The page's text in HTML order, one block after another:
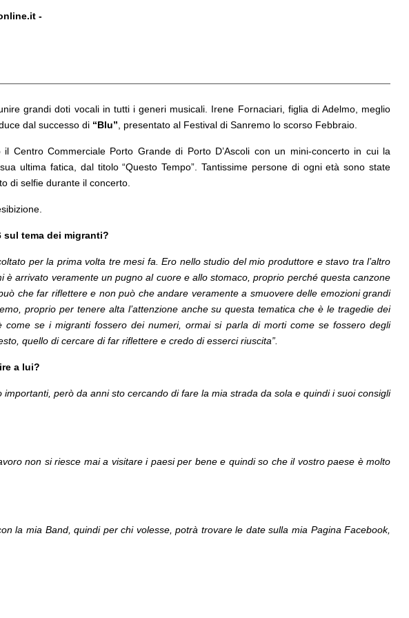
-
grandi doti vocali in tutti i generi musicali. Irene Fornaciari, figlia di Adelmo, meglio
dal successo di “Blu” , presentato al Festival di Sanremo lo scorso Febbraio.
Commerciale Porto Grande di Porto D’Ascoli con un mini-concerto in cui la
ultima fatica, dal titolo “Questo Tempo”. Tantissime persone di ogni età sono state
di selfie durante il concerto.
sul tema dei migranti?
per la prima volta tre mesi fa. Ero nello studio del mio produttore e stavo tra l’altro
arrivato veramente un pugno al cuore e allo stomaco, proprio perché questa canzone
che far riflettere e non può che andare veramente a smuovere delle emozioni grandi
proprio per tenere alta l’attenzione anche su questa tematica che è le tragedie dei
se i migranti fossero dei numeri, ormai si parla di morti come se fossero degli
quello di cercare di far riflettere e credo di esserci riuscita”.
a lui?
però da anni sto cercando di fare la mia strada da sola e quindi i suoi consigli
non si riesce mai a visitare i paesi per bene e quindi so che il vostro paese è molto
la mia Band, quindi per chi volesse, potrà trovare le date sulla mia Pagina Facebook,